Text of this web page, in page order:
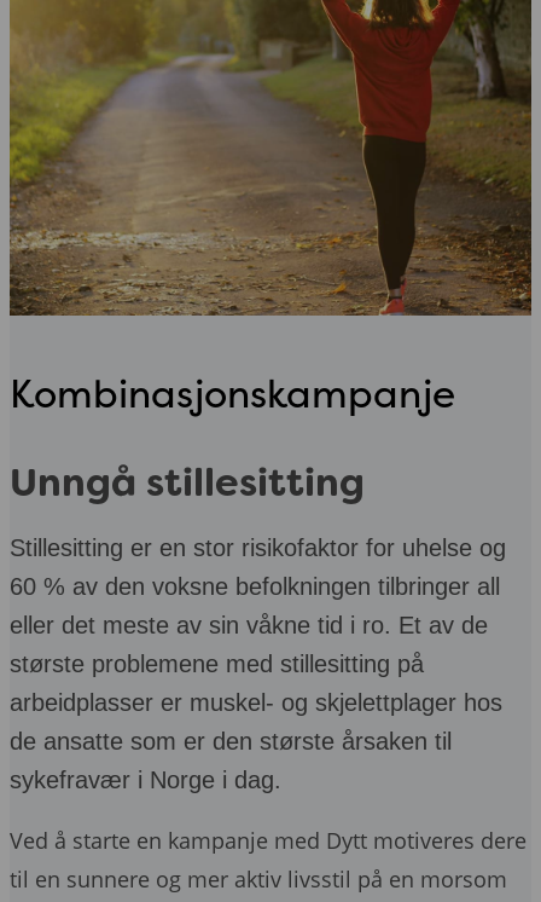
Kombinasjonskampanje
Unngå stillesitting
Stillesitting er en stor risikofaktor for uhelse og
60 % av den voksne befolkningen tilbringer all
eller det meste av sin våkne tid i ro. Et av de
største problemene med stillesitting på
arbeidplasser er muskel- og skjelettplager hos
de ansatte som er den største årsaken til
sykefravær i Norge i dag.
Ved å starte en kampanje med Dytt motiveres dere
til en sunnere og mer aktiv livsstil på en morsom